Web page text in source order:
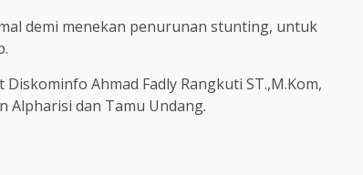
demi menekan penurunan stunting, untuk
Ahmad Fadly Rangkuti ST.,M.Kom,
Alpharisi dan Tamu Undang.